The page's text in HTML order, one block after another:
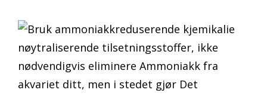
nøytraliserende tilsetningsstoffer, ikke
nødvendigvis eliminere Ammoniakk fra
akvariet ditt, men i stedet gjør Det